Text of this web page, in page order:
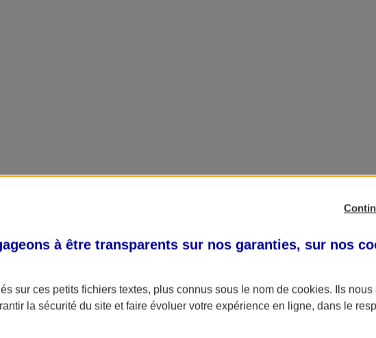
à être transparents sur nos garanties, sur nos
sur ces petits fichiers textes, plus connus sous le nom de cookies. Ils nous
la sécurité du site et faire évoluer votre expérience en ligne, dans le